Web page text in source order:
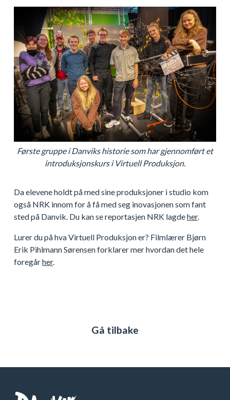
Første gruppe i Danviks historie som har gjennomført et
introduksjonskurs i Virtuell Produksjon.
Da elevene holdt på med sine produksjoner i studio kom
også NRK innom for å få med seg inovasjonen som fant
sted på Danvik. Du kan se reportasjen NRK lagdeher.
Lurer du på hva Virtuell Produksjon er? Filmlærer Bjørn
Erik Pihlmann Sørensen forklarer mer hvordan det hele
foregårher.
Gå tilbake